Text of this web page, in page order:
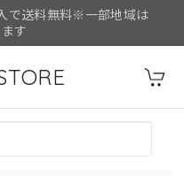
で送料無料※一部地域は
す